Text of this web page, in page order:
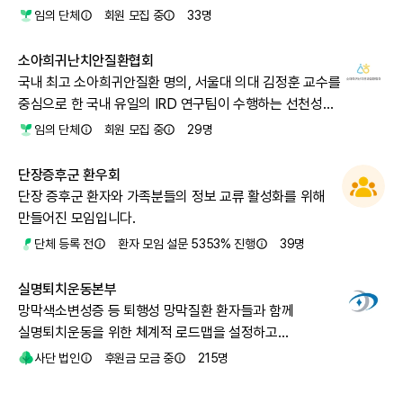
임의 단체 회원 모집 중 33명
소아희귀난치안질환협회
국내 최고 소아희귀안질환 명의, 서울대 의대 김정훈 교수를
중심으로 한 국내 유일의 IRD 연구팀이 수행하는 선천성
안질환의 유전자·세포 치료 임상을 지지합니다.\n\n정부,
센터 건립을 촉구합니다.
임의 단체 회원 모집 중 29명
단장증후군 환우회
단장 증후군 환자와 가족분들의 정보 교류 활성화를 위해
만들어진 모임입니다.
단체 등록 전 환자 모임 설문 5353% 진행 39명
실명퇴치운동본부
망막색소변성증 등 퇴행성 망막질환 환자들과 함께
실명퇴치운동을 위한 체계적 로드맵을 설정하고
시행합니다.
사단 법인 후원금 모금 중 215명